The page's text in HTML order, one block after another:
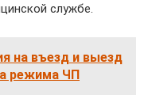
службе.
на въезд и выезд
режима ЧП